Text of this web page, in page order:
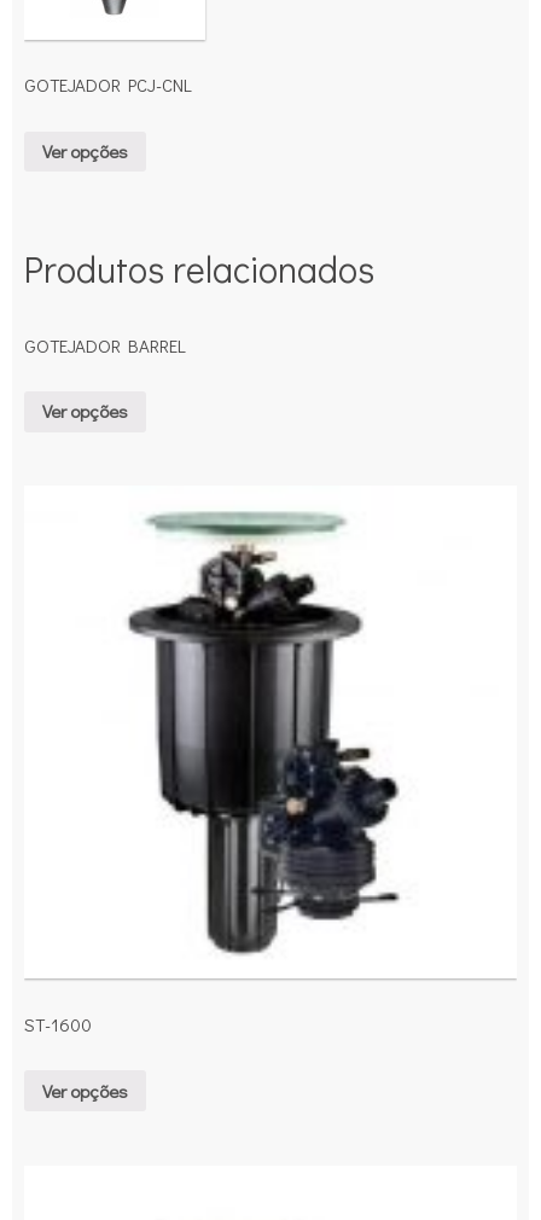
GOTEJADOR PCJ-CNL
Ver opções
Produtos relacionados
GOTEJADOR BARREL
Ver opções
ST-1600
Ver opções